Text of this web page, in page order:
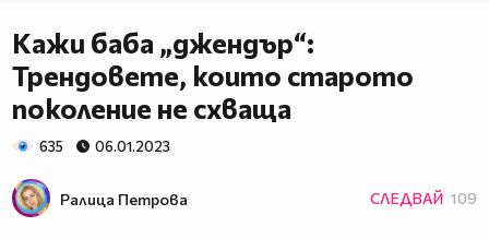
Кажи баба „джендър“:
Трендовете, които старото
поколение не схваща
635 06.01.2023
Ралица Петровa СЛЕДВАЙ 109